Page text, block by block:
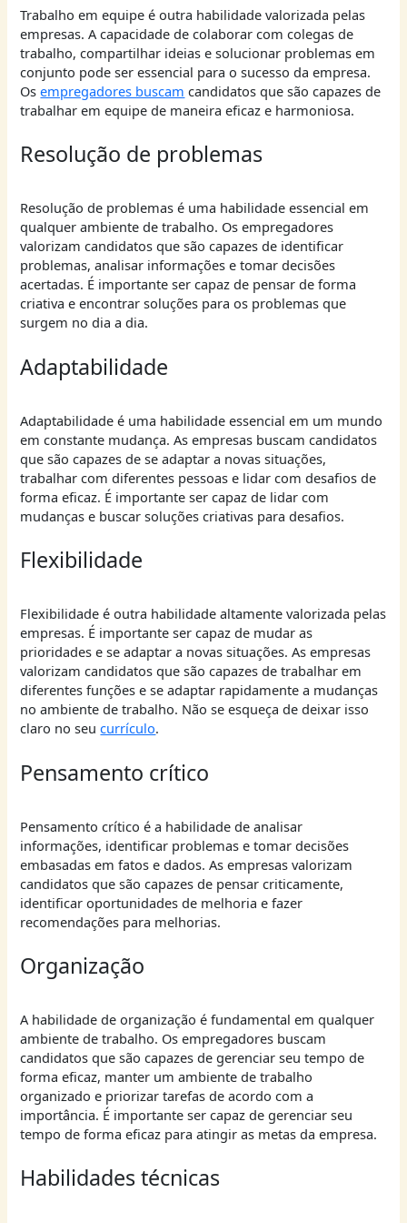
Trabalho em equipe é outra habilidade valorizada pelas
empresas. A capacidade de colaborar com colegas de
trabalho, compartilhar ideias e solucionar problemas em
conjunto pode ser essencial para o sucesso da empresa.
Osempregadores buscam candidatos que são capazes de
trabalhar em equipe de maneira eficaz e harmoniosa.
Resolução de problemas
Resolução de problemas é uma habilidade essencial em
qualquer ambiente de trabalho. Os empregadores
valorizam candidatos que são capazes de identificar
problemas, analisar informações e tomar decisões
acertadas. É importante ser capaz de pensar de forma
criativa e encontrar soluções para os problemas que
surgem no dia a dia.
Adaptabilidade
Adaptabilidade é uma habilidade essencial em um mundo
em constante mudança. As empresas buscam candidatos
que são capazes de se adaptar a novas situações,
trabalhar com diferentes pessoas e lidar com desafios de
forma eficaz. É importante ser capaz de lidar com
mudanças e buscar soluções criativas para desafios.
Flexibilidade
Flexibilidade é outra habilidade altamente valorizada pelas
empresas. É importante ser capaz de mudar as
prioridades e se adaptar a novas situações. As empresas
valorizam candidatos que são capazes de trabalhar em
diferentes funções e se adaptar rapidamente a mudanças
no ambiente de trabalho. Não se esqueça de deixar isso
claro no seucurrículo.
Pensamento crítico
Pensamento crítico é a habilidade de analisar
informações, identificar problemas e tomar decisões
embasadas em fatos e dados. As empresas valorizam
candidatos que são capazes de pensar criticamente,
identificar oportunidades de melhoria e fazer
recomendações para melhorias.
Organização
A habilidade de organização é fundamental em qualquer
ambiente de trabalho. Os empregadores buscam
candidatos que são capazes de gerenciar seu tempo de
forma eficaz, manter um ambiente de trabalho
organizado e priorizar tarefas de acordo com a
importância. É importante ser capaz de gerenciar seu
tempo de forma eficaz para atingir as metas da empresa.
Habilidades técnicas